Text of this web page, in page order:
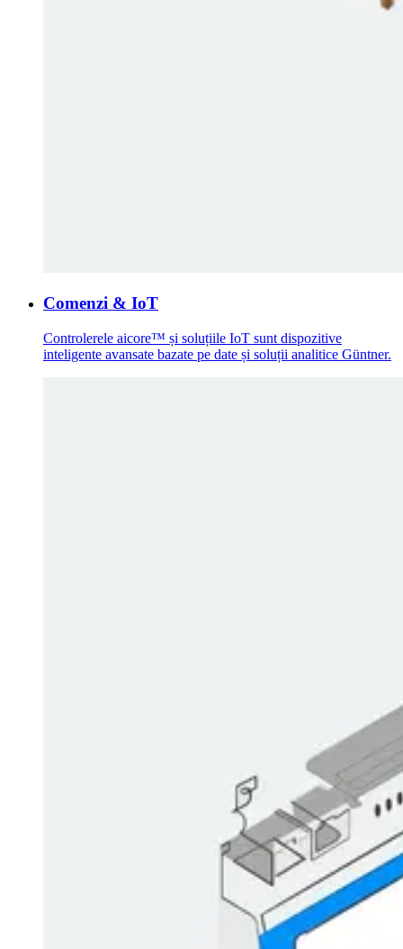
Comenzi & IoT
Controlerele aicore™ și soluțiile IoT sunt dispozitive
inteligente avansate bazate pe date și soluții analitice Güntner.